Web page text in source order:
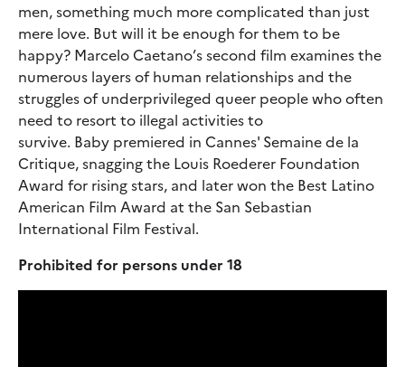
men, something much more complicated than just
mere love. But will it be enough for them to be
happy? Marcelo Caetano’s second film examines the
numerous layers of human relationships and the
struggles of underprivileged queer people who often
need to resort to illegal activities to
survive. Baby premiered in Cannes' Semaine de la
Critique, snagging the Louis Roederer Foundation
Award for rising stars, and later won the Best Latino
American Film Award at the San Sebastian
International Film Festival.
Prohibited for persons under 18